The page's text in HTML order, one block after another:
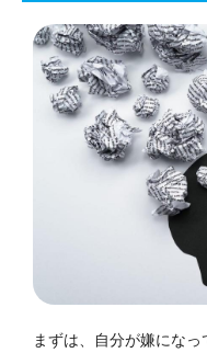
まずは、自分が嫌になっ